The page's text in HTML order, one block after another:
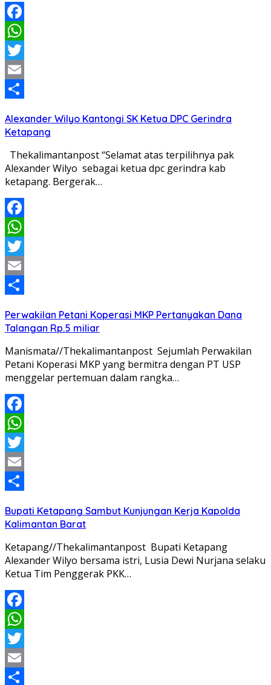
Facebook
WhatsApp
Twitter
Email
Alexander Wilyo Kantongi SK Ketua DPC Gerindra
Ketapang
Thekalimantanpost “Selamat atas terpilihnya pak
Alexander Wilyo sebagai ketua dpc gerindra kab
ketapang. Bergerak…
Facebook
WhatsApp
Twitter
Email
Perwakilan Petani Koperasi MKP Pertanyakan Dana
Talangan Rp.5 miliar
Manismata//Thekalimantanpost Sejumlah Perwakilan
Petani Koperasi MKP yang bermitra dengan PT USP
menggelar pertemuan dalam rangka…
Facebook
WhatsApp
Twitter
Email
Bupati Ketapang Sambut Kunjungan Kerja Kapolda
Kalimantan Barat
Ketapang//Thekalimantanpost Bupati Ketapang
Alexander Wilyo bersama istri, Lusia Dewi Nurjana selaku
Ketua Tim Penggerak PKK…
Facebook
WhatsApp
Twitter
Email